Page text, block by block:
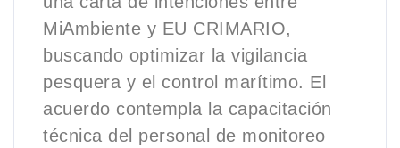
MiAmbiente y EU CRIMARIO,
buscando optimizar la vigilancia
pesquera y el control marítimo. El
acuerdo contempla la capacitación
técnica del personal de monitoreo